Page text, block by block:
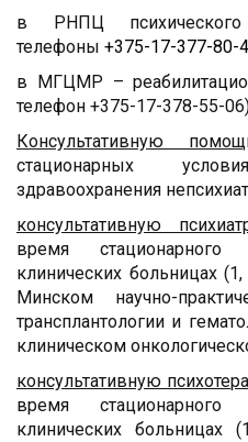
в РНПЦ психического
телефоны +375-17-377-80-
в МГЦМР –
телефон +375-17-378-55-
Консультативную
стационарных
здравоохранения
консультативную
время
клинических больницах
Минском научно-
трансплантологии и
клиническом
консультативную
время
клинических